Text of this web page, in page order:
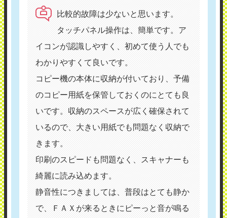
比較的故障は少ないと思います。
タッチパネル操作は、簡単です。ア
イコンが認識しやすく、初めて使う人でも
わかりやすくて良いです。
コピー機の本体に収納が付いており、予備
のコピー用紙を保管しておくのにとても良
いです。収納のスペースが広く確保されて
いるので、大きい用紙でも問題なく収納で
きます。
印刷のスピードも問題なく、スキャナーも
綺麗に読み込めます。
静音性につきましては、普段はとても静か
で、ＦＡＸが来るときにピーっと音が鳴る